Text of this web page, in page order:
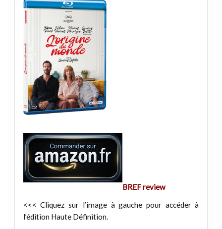
BREF review
<<< Cliquez sur l’image à gauche pour accéder à
l’édition Haute Définition.